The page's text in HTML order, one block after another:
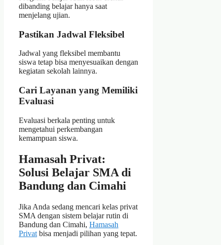
dibanding belajar hanya saat
menjelang ujian.
Pastikan Jadwal Fleksibel
Jadwal yang fleksibel membantu
siswa tetap bisa menyesuaikan dengan
kegiatan sekolah lainnya.
Cari Layanan yang Memiliki
Evaluasi
Evaluasi berkala penting untuk
mengetahui perkembangan
kemampuan siswa.
Hamasah Privat:
Solusi Belajar SMA di
Bandung dan Cimahi
Jika Anda sedang mencari kelas privat
SMA dengan sistem belajar rutin di
Bandung dan Cimahi, Hamasah
Privat bisa menjadi pilihan yang tepat.